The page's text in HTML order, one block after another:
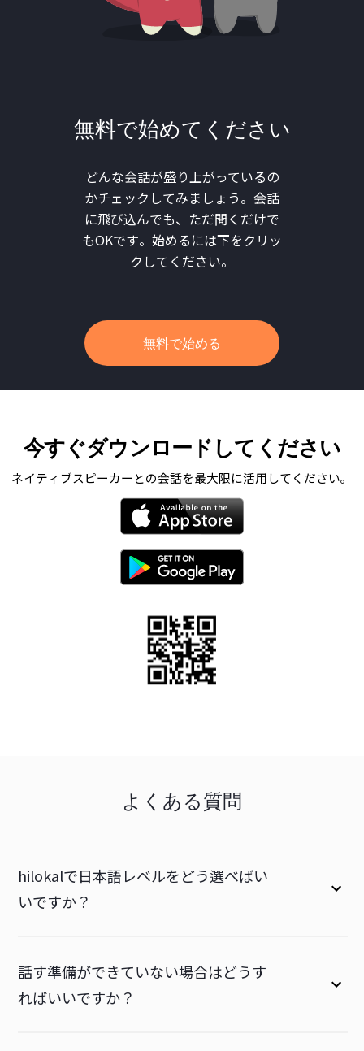
無料で始めてください
どんな会話が盛り上がっているの
かチェックしてみましょう。会話
に飛び込んでも、ただ聞くだけで
もOKです。始めるには下をクリッ
クしてください。
無料で始める
今すぐダウンロードしてください
ネイティブスピーカーとの会話を最大限に活用してください。
よくある質問
hilokalで日本語レベルをどう選べばい
いですか？
話す準備ができていない場合はどうす
ればいいですか？